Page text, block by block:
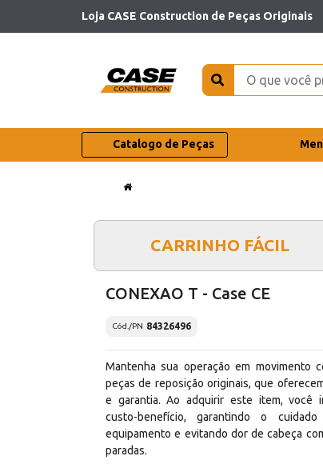
Loja CASE Construction de Peças Originais
Catalogo de Peças
CARRINHO FÁCIL
CONEXAO T - Case CE
Cód./PN 84326496
Mantenha sua operação em movimento
peças de reposição originais, que
e garantia. Ao adquirir este item, você
custo-benefício, garantindo o
equipamento e evitando dor de cabeça
paradas.